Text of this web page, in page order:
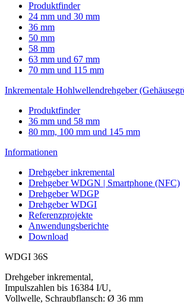
Produktfinder
24 mm und 30 mm
36 mm
50 mm
58 mm
63 mm und 67 mm
70 mm und 115 mm
Inkrementale Hohlwellendrehgeber
Produktfinder
36 mm und 58 mm
80 mm, 100 mm und 145 mm
Informationen
Drehgeber inkremental
Drehgeber WDGN | Smartphone (NFC)
Drehgeber WDGP
Drehgeber WDGI
Referenzprojekte
Anwendungsberichte
Download
WDGI 36S
Drehgeber inkremental,
Impulszahlen bis 16384 I/U,
Vollwelle, Schraubflansch: Ø 36 mm